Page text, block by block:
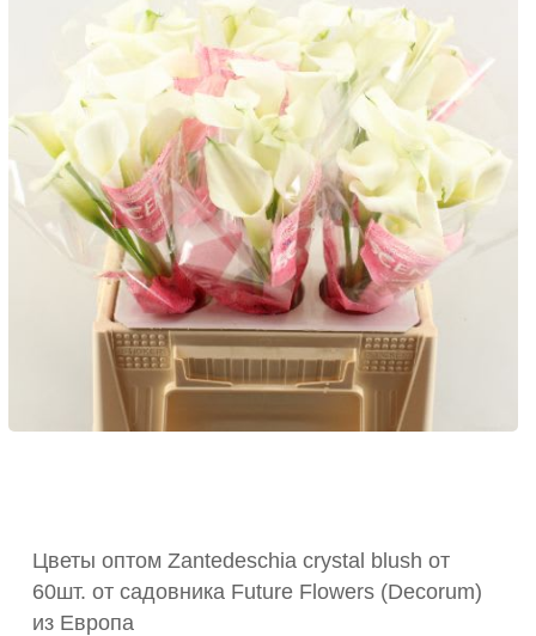
Цветы оптом Zantedeschia crystal blush от
60шт. от садовника Future Flowers (Decorum)
из Европа